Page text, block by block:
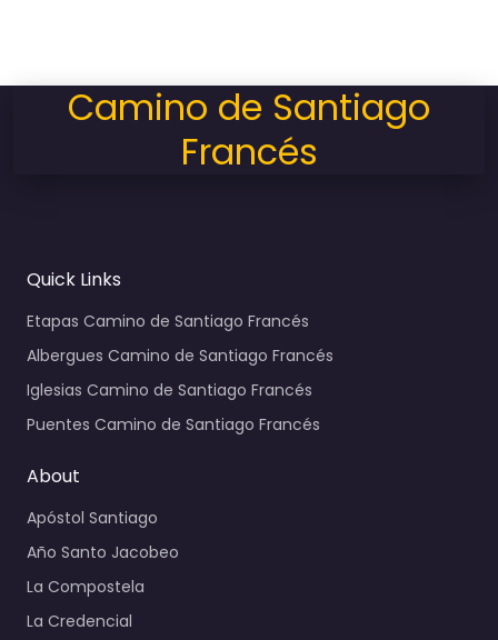
Camino de Santiago
Francés
Quick Links
Etapas Camino de Santiago Francés
Albergues Camino de Santiago Francés
Iglesias Camino de Santiago Francés
Puentes Camino de Santiago Francés
About
Apóstol Santiago
Año Santo Jacobeo
La Compostela
La Credencial